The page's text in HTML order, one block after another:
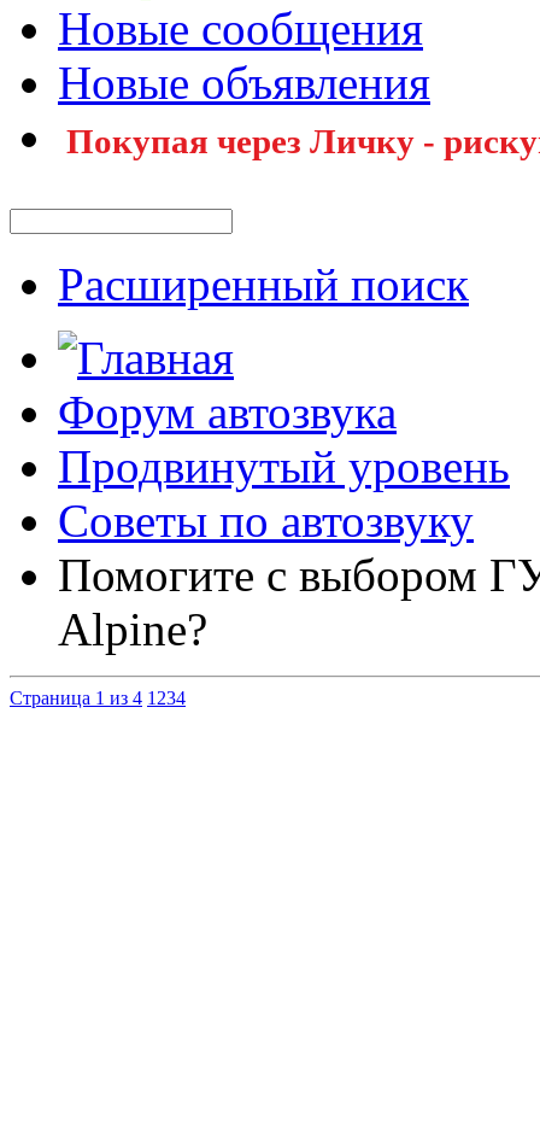
Новые сообщения
Новые объявления
Покупая через Личку -
Расширенный поиск
Форум автозвука
Продвинутый уровень
Советы по автозвуку
Помогите с выбором
Alpine?
Страница 1 из 4 1 234